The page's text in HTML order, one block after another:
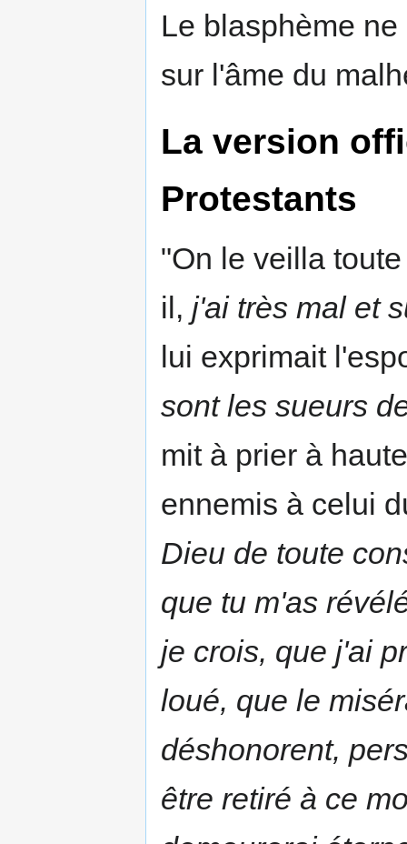
Le blasphème
sur l'âme du
La version
Protestants
"On le veilla
il, j'ai très mal et
lui exprimait
sont les sueurs
mit à prier à
ennemis à celui
Dieu de toute
que tu m'as
je crois, que j'ai
loué, que le
déshonorent,
être retiré à ce